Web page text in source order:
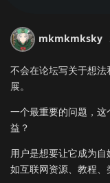
mkmkmksky
不会在论坛写关于想
展。
一个最重要的问题，
益？
用户是想要让它成为
如互联网资源、教程、